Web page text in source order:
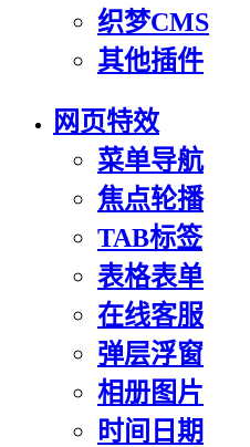
织梦CMS
其他插件
网页特效
菜单导航
焦点轮播
TAB标签
表格表单
在线客服
弹层浮窗
相册图片
时间日期